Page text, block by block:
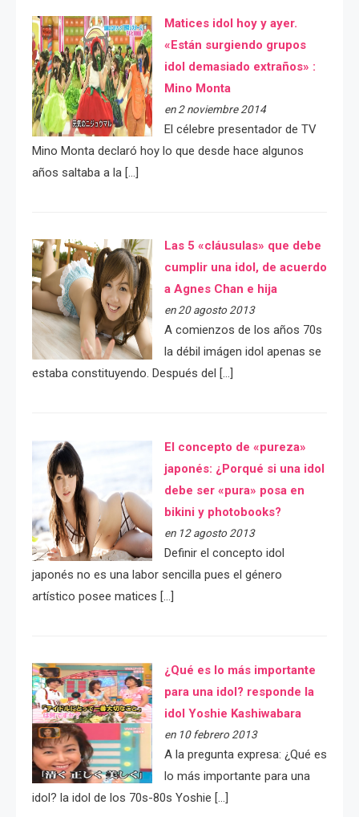
Matices idol hoy y ayer.
«Están surgiendo grupos
idol demasiado extraños» :
Mino Monta
en 2 noviembre 2014
El célebre presentador de TV
Mino Monta declaró hoy lo que desde hace algunos
años saltaba a la […]
Las 5 «cláusulas» que debe
cumplir una idol, de acuerdo
a Agnes Chan e hija
en 20 agosto 2013
A comienzos de los años 70s
la débil imágen idol apenas se
estaba constituyendo. Después del […]
El concepto de «pureza»
japonés: ¿Porqué si una idol
debe ser «pura» posa en
bikini y photobooks?
en 12 agosto 2013
Definir el concepto idol
japonés no es una labor sencilla pues el género
artístico posee matices […]
¿Qué es lo más importante
para una idol? responde la
idol Yoshie Kashiwabara
en 10 febrero 2013
A la pregunta expresa: ¿Qué es
lo más importante para una
idol? la idol de los 70s-80s Yoshie […]